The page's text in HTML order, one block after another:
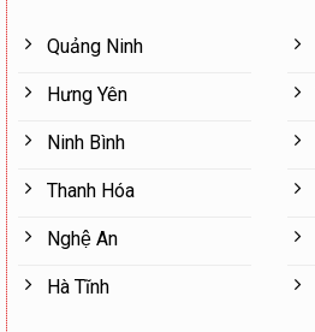
Quảng Ninh
Hưng Yên
Ninh Bình
Thanh Hóa
Nghệ An
Hà Tĩnh